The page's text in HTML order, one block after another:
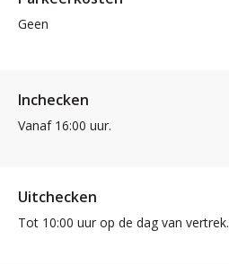
Geen
Inchecken
Vanaf 16:00 uur.
Uitchecken
Tot 10:00 uur op de dag van vertrek.